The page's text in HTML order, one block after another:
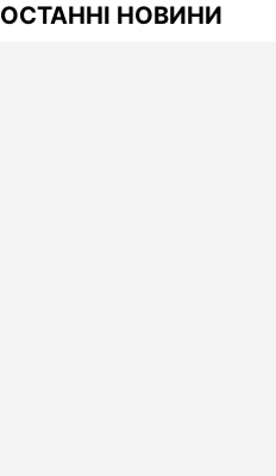
ОСТАННІ НОВИНИ